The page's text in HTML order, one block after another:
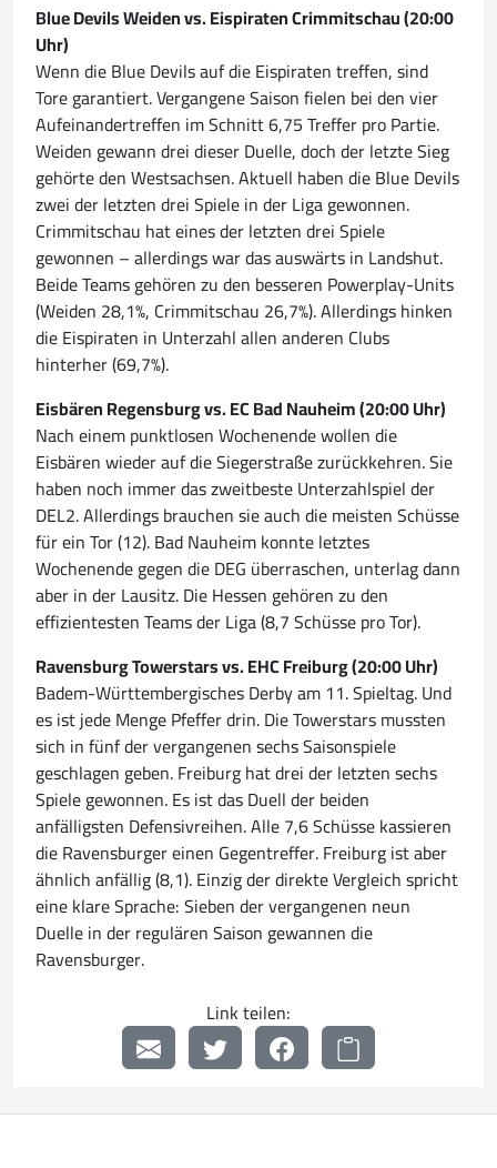
Blue Devils Weiden vs. Eispiraten Crimmitschau (20:00
Uhr)
Wenn die Blue Devils auf die Eispiraten treffen, sind
Tore garantiert. Vergangene Saison fielen bei den vier
Aufeinandertreffen im Schnitt 6,75 Treffer pro Partie.
Weiden gewann drei dieser Duelle, doch der letzte Sieg
gehörte den Westsachsen. Aktuell haben die Blue Devils
zwei der letzten drei Spiele in der Liga gewonnen.
Crimmitschau hat eines der letzten drei Spiele
gewonnen – allerdings war das auswärts in Landshut.
Beide Teams gehören zu den besseren Powerplay-Units
(Weiden 28,1%, Crimmitschau 26,7%). Allerdings hinken
die Eispiraten in Unterzahl allen anderen Clubs
hinterher (69,7%).
Eisbären Regensburg vs. EC Bad Nauheim (20:00 Uhr)
Nach einem punktlosen Wochenende wollen die
Eisbären wieder auf die Siegerstraße zurückkehren. Sie
haben noch immer das zweitbeste Unterzahlspiel der
DEL2. Allerdings brauchen sie auch die meisten Schüsse
für ein Tor (12). Bad Nauheim konnte letztes
Wochenende gegen die DEG überraschen, unterlag dann
aber in der Lausitz. Die Hessen gehören zu den
effizientesten Teams der Liga (8,7 Schüsse pro Tor).
Ravensburg Towerstars vs. EHC Freiburg (20:00 Uhr)
Badem-Württembergisches Derby am 11. Spieltag. Und
es ist jede Menge Pfeffer drin. Die Towerstars mussten
sich in fünf der vergangenen sechs Saisonspiele
geschlagen geben. Freiburg hat drei der letzten sechs
Spiele gewonnen. Es ist das Duell der beiden
anfälligsten Defensivreihen. Alle 7,6 Schüsse kassieren
die Ravensburger einen Gegentreffer. Freiburg ist aber
ähnlich anfällig (8,1). Einzig der direkte Vergleich spricht
eine klare Sprache: Sieben der vergangenen neun
Duelle in der regulären Saison gewannen die
Ravensburger.
Link teilen: